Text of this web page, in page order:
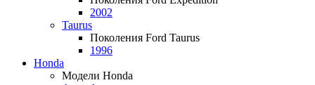
2002
Taurus
Поколения Ford Taurus
1996
Honda
Модели Honda